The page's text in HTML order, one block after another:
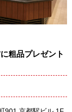
粗品プレゼント